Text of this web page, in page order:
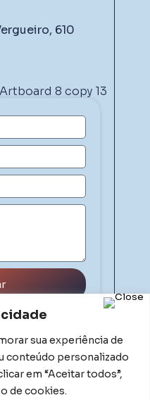
sua experiência de
conteúdo personalizado
em “Aceitar todos”,
de cookies.
610